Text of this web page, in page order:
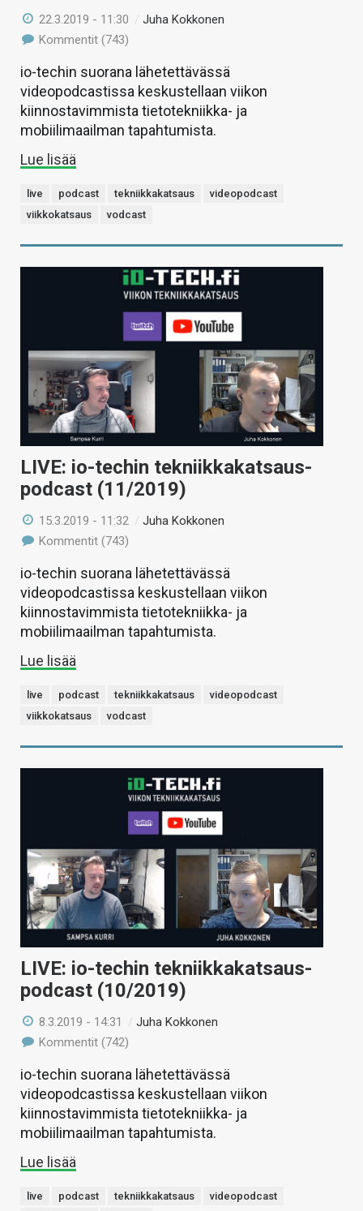
22.3.2019 - 11:30 /Juha Kokkonen
Kommentit (743)
io-techin suorana lähetettävässä
videopodcastissa keskustellaan viikon
kiinnostavimmista tietotekniikka- ja
mobiilimaailman tapahtumista.
Lue lisää
live podcast tekniikkakatsaus
videopodcast
viikkokatsaus
vodcast
LIVE: io-techin tekniikkakatsaus-
podcast (11/2019)
15.3.2019 - 11:32 /Juha Kokkonen
Kommentit (743)
io-techin suorana lähetettävässä
videopodcastissa keskustellaan viikon
kiinnostavimmista tietotekniikka- ja
mobiilimaailman tapahtumista.
Lue lisää
live podcast tekniikkakatsaus
videopodcast
viikkokatsaus
vodcast
LIVE: io-techin tekniikkakatsaus-
podcast (10/2019)
8.3.2019 - 14:31 /Juha Kokkonen
Kommentit (742)
io-techin suorana lähetettävässä
videopodcastissa keskustellaan viikon
kiinnostavimmista tietotekniikka- ja
mobiilimaailman tapahtumista.
Lue lisää
live podcast tekniikkakatsaus
videopodcast